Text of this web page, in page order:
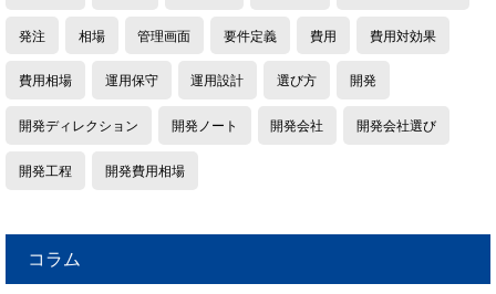
発注 相場 管理画面 要件定義 費用 費用対効果
費用相場 運用保守 運用設計 選び方 開発
開発ディレクション 開発ノート 開発会社 開発会社選び
開発工程 開発費用相場
コラム